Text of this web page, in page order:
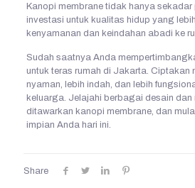
Kanopi membrane tidak hanya sekadar
investasi untuk kualitas hidup yang
kenyamanan dan keindahan abadi ke
Sudah saatnya Anda
untuk teras rumah di Jakarta. Ciptakan
nyaman, lebih indah, dan lebih
keluarga. Jelajahi berbagai desain dan
ditawarkan kanopi membrane, dan
impian Anda hari ini.
Share